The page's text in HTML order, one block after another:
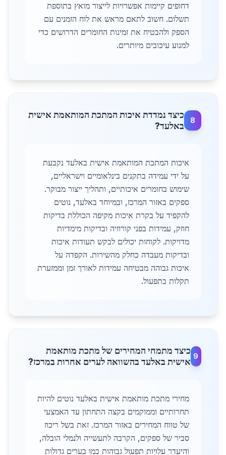
דחופים קיימות אפשרויות לייצור מואץ בתוספת
תשלום. חשוב לתאם מראש את לוח הזמנים עם
הספק ולהבטיח את זמינות החומרים הדרושים כדי
למנוע עיכובים מיותרים.
8
כיצד נמדדת איכות המתכת המותאמת אישית
באלעד?
איכות המתכת המותאמת אישית באלעד נקבעת
על ידי עמידה בתקנים בינלאומיים וישראליים,
שימוש בחומרים איכותיים, ותהליך ייצור מבוקר.
ספקים באזור המרכז, ובמיוחד באלעד, נוטים
להקפיד על בקרת איכות מקיפה הכוללת בדיקות
חוזק, עמידות בפני קורוזיה ובדיקות מימדיות
מדויקות. לקוחות יכולים לבקש תעודות איכות
ובדיקות מעבדה כחלק מהשירות. הקפדה על
איכות גבוהה מבטיחה עמידות לאורך זמן וממזערת
תקלות בתפעול.
9
כיצד מתמחי המחירים של מתכת מותאמת
אישית באלעד בהשוואה לערים אחרות במרכז?
מחירי מתכת מותאמת אישית באלעד נוטים להיות
תחרותיים וממוקמים בקצה התחתון עד האמצעי
של טווח המחירים באזור המרכז. זאת בשל ריכוז
סביר של ספקים, הקרבה לתעשייה ולנמלי הובלה,
והיעדר עלויות תפעול גבוהות כמו בערים גדולות